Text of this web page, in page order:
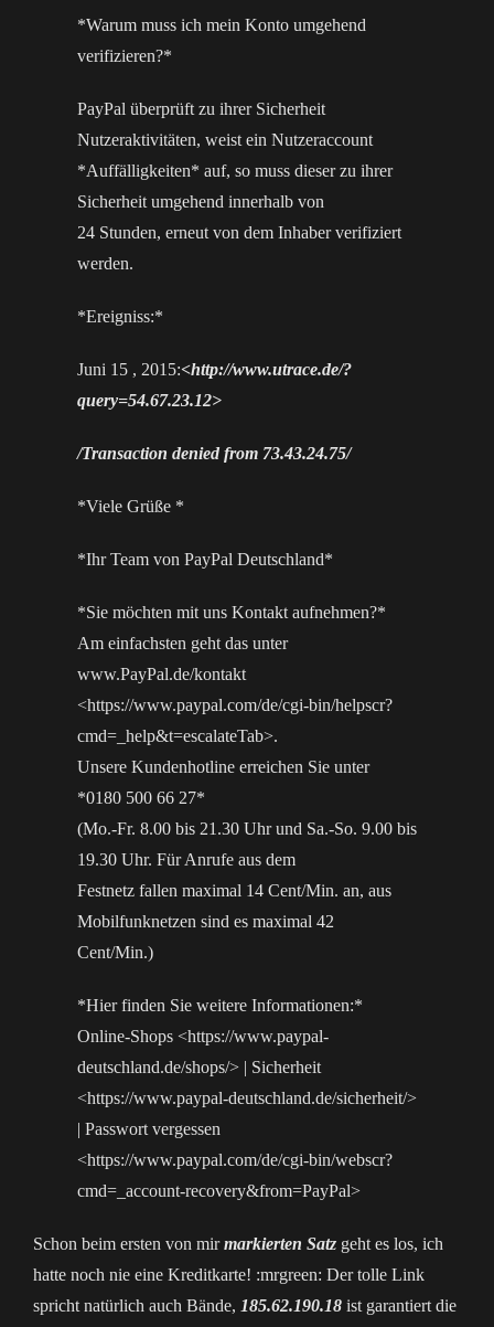
*Warum muss ich mein Konto umgehend
verifizieren?*
PayPal überprüft zu ihrer Sicherheit
Nutzeraktivitäten, weist ein Nutzeraccount
*Auffälligkeiten* auf, so muss dieser zu ihrer
Sicherheit umgehend innerhalb von
24 Stunden, erneut von dem Inhaber verifiziert
werden.
*Ereigniss:*
Juni 15 , 2015:<http://www.utrace.de/?
query=54.67.23.12>
/Transaction denied from 73.43.24.75/
*Viele Grüße *
*Ihr Team von PayPal Deutschland*
*Sie möchten mit uns Kontakt aufnehmen?*
Am einfachsten geht das unter
www.PayPal.de/kontakt
<https://www.paypal.com/de/cgi-bin/helpscr?
cmd=_help&t=escalateTab>.
Unsere Kundenhotline erreichen Sie unter
*0180 500 66 27*
(Mo.-Fr. 8.00 bis 21.30 Uhr und Sa.-So. 9.00 bis
19.30 Uhr. Für Anrufe aus dem
Festnetz fallen maximal 14 Cent/Min. an, aus
Mobilfunknetzen sind es maximal 42
Cent/Min.)
*Hier finden Sie weitere Informationen:*
Online-Shops <https://www.paypal-
deutschland.de/shops/> | Sicherheit
<https://www.paypal-deutschland.de/sicherheit/>
| Passwort vergessen
<https://www.paypal.com/de/cgi-bin/webscr?
cmd=_account-recovery&from=PayPal>
Schon beim ersten von mirmarkierten Satz geht es los, ich
hatte noch nie eine Kreditkarte! :mrgreen: Der tolle Link
spricht natürlich auch Bände, 185.62.190.18 ist garantiert die